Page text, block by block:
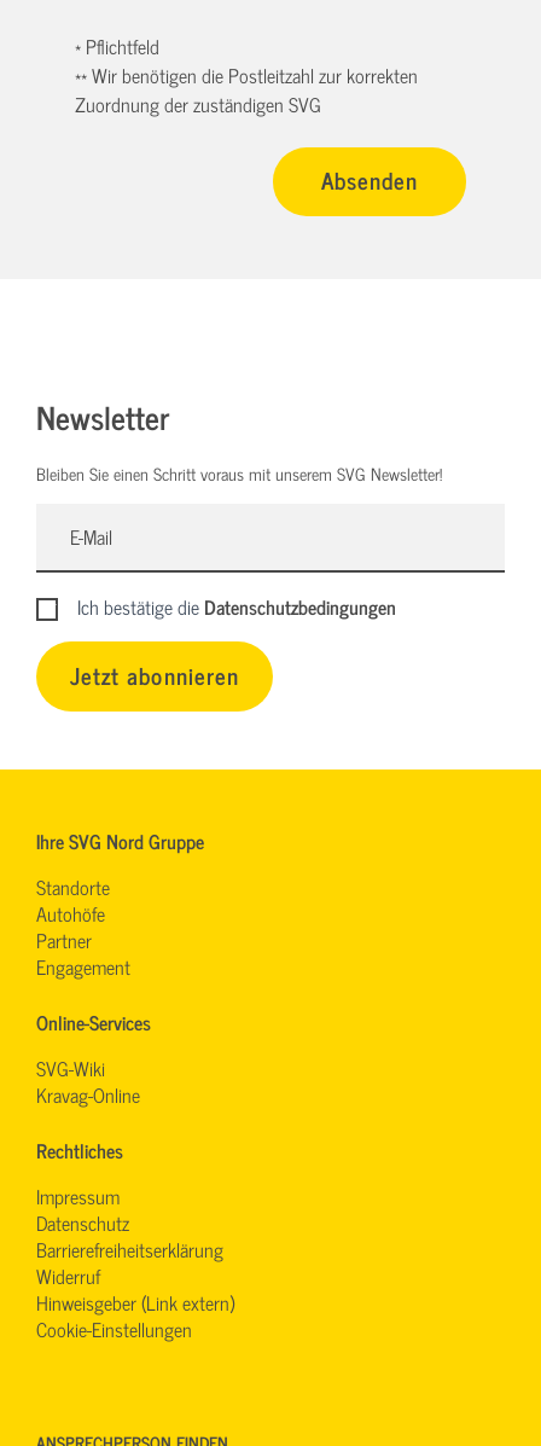
* Pflichtfeld
** Wir benötigen die Postleitzahl zur korrekten
Zuordnung der zuständigen SVG
Newsletter
Bleiben Sie einen Schritt voraus mit unserem SVG Newsletter!
Ich bestätige dieDatenschutzbedingungen
Jetzt abonnieren
Ihre SVG Nord Gruppe
Standorte
Autohöfe
Partner
Engagement
Online-Services
SVG-Wiki
Kravag-Online
Rechtliches
Impressum
Datenschutz
Barrierefreiheitserklärung
Widerruf
Hinweisgeber (Link extern)
Cookie-Einstellungen